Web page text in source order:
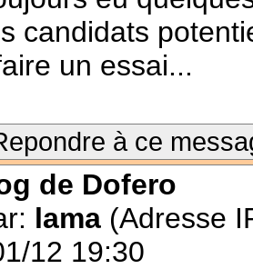
candidats
un essai...
à ce
de Dofero
lama (Adresse
12 19:30